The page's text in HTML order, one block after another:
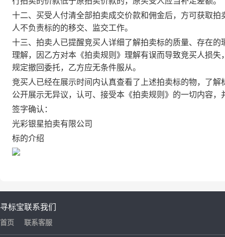
十二、 买受人付清全部拍卖成交价款和佣金后，方可获取
人不负责标的的移交、监交工作。
十三、拍卖人 已提醒竞买人详细了解拍卖标的质量、存在的
理解，因乙方对本《拍卖规则》理解有误而导致竞买人损
规定撤回委托，乙方应无条件服从。
竞买人已经在展示时间内认真查看了上述拍卖标的物，了
公开展示无异议，认可、接受本《拍卖规则》的一切内容，
签字确认：
光彩银星拍卖有限公司
标的介绍
寻标宝
首页
联系我们
联系客服